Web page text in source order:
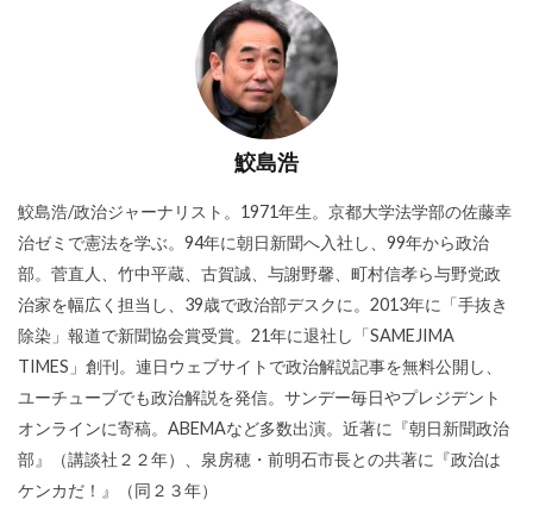
鮫島浩
鮫島浩/政治ジャーナリスト。1971年生。京都大学法学部の佐藤幸
治ゼミで憲法を学ぶ。94年に朝日新聞へ入社し、99年から政治
部。菅直人、竹中平蔵、古賀誠、与謝野馨、町村信孝ら与野党政
治家を幅広く担当し、39歳で政治部デスクに。2013年に「手抜き
除染」報道で新聞協会賞受賞。21年に退社し「SAMEJIMA
TIMES」創刊。連日ウェブサイトで政治解説記事を無料公開し、
ユーチューブでも政治解説を発信。サンデー毎日やプレジデント
オンラインに寄稿。ABEMAなど多数出演。近著に『朝日新聞政治
部』（講談社２２年）、泉房穂・前明石市長との共著に『政治は
ケンカだ！』（同２３年）